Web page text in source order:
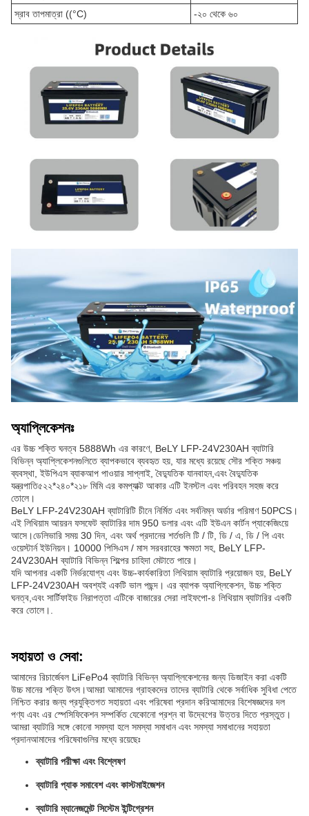
স্রাব তাপমাত্রা ((°C)
-২০ থেকে ৬০
অ্যাপ্লিকেশনঃ
এর উচ্চ শক্তি ঘনত্ব 5888Wh এর কারণে, BeLY LFP-24V230AH ব্যাটারি
বিভিন্ন অ্যাপ্লিকেশনগুলিতে ব্যাপকভাবে ব্যবহৃত হয়, যার মধ্যে রয়েছে সৌর শক্তি সঞ্চয়
ব্যবস্থা, ইউপিএস ব্যাকআপ পাওয়ার সাপ্লাই, বৈদ্যুতিক যানবাহন,এবং বৈদ্যুতিক
যন্ত্রপাতি৫২২*২৪০*২১৮ মিমি এর কমপ্যাক্ট আকার এটি ইনস্টল এবং পরিবহন সহজ করে
তোলে।
BeLY LFP-24V230AH ব্যাটারিটি চীনে নির্মিত এবং সর্বনিম্ন অর্ডার পরিমাণ 50PCS।
এই লিথিয়াম আয়রন ফসফেট ব্যাটারির দাম 950 ডলার এবং এটি ইউএন কার্টন প্যাকেজিংয়ে
আসে।ডেলিভারি সময় 30 দিন, এবং অর্থ প্রদানের শর্তগুলি টি / টি, ডি / এ, ডি / পি এবং
ওয়েস্টার্ন ইউনিয়ন। 10000 পিসিএস / মাস সরবরাহের ক্ষমতা সহ, BeLY LFP-
24V230AH ব্যাটারি বিভিন্ন শিল্পের চাহিদা মেটাতে পারে।
যদি আপনার একটি নির্ভরযোগ্য এবং উচ্চ-কার্যকারিতা লিথিয়াম ব্যাটারি প্রয়োজন হয়, BeLY
LFP-24V230AH অবশ্যই একটি ভাল পছন্দ। এর ব্যাপক অ্যাপ্লিকেশন, উচ্চ শক্তি
ঘনত্ব,এবং সার্টিফাইড নিরাপত্তা এটিকে বাজারের সেরা লাইফপো-৪ লিথিয়াম ব্যাটারির একটি
করে তোলে।.
সহায়তা ও সেবা:
আমাদের রিচার্জেবল LiFePo4 ব্যাটারি বিভিন্ন অ্যাপ্লিকেশনের জন্য ডিজাইন করা একটি
উচ্চ মানের শক্তি উৎস।আমরা আমাদের গ্রাহকদের তাদের ব্যাটারি থেকে সর্বাধিক সুবিধা পেতে
নিশ্চিত করার জন্য প্রযুক্তিগত সহায়তা এবং পরিষেবা প্রদান করিআমাদের বিশেষজ্ঞদের দল
পণ্য এবং এর স্পেসিফিকেশন সম্পর্কিত যেকোনো প্রশ্ন বা উদ্বেগের উত্তর দিতে প্রস্তুত।
আমরা ব্যাটারি সঙ্গে কোনো সমস্যা হলে সমস্যা সমাধান এবং সমস্যা সমাধানের সহায়তা
প্রদানআমাদের পরিষেবাগুলির মধ্যে রয়েছেঃ
ব্যাটারি পরীক্ষা এবং বিশ্লেষণ
ব্যাটারি প্যাক সমাবেশ এবং কাস্টমাইজেশন
ব্যাটারি ম্যানেজমেন্ট সিস্টেম ইন্টিগ্রেশন